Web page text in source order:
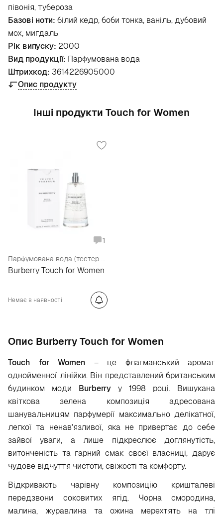
півонія, тубероза
Базові ноти: білий кедр, боби тонка, ваніль, дубовий
мох, мигдаль
Рік випуску: 2000
Вид продукції: Парфумована вода
Штрихкод: 3614226905000
Опис продукту
Інші продукти Touch for Women
1
Парфумована вода (тестер без кришечки)
Burberry Touch for Women
Немає в наявності
Опис Burberry Touch for Women
Touch for Women – це флагманський аромат
однойменної лінійки. Він представлений британським
будинком моди Burberry у 1998 році. Вишукана
квіткова зелена композиція адресована
шанувальницям парфумерії максимально делікатної,
легкої та ненав'язливої, яка не привертає до себе
зайвої уваги, а лише підкреслює доглянутість,
витонченість та гарний смак своєї власниці, дарує
чудове відчуття чистоти, свіжості та комфорту.
Відкривають чарівну композицію кришталеві
передзвони соковитих ягід. Чорна смородина,
малина, журавлина та ожина мерехтять на тлі